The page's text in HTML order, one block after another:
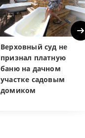
Верховный суд не
признал платную
баню на дачном
участке садовым
домиком
Next